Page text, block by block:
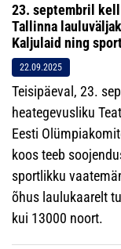
23. septembril
Tallinna
Kaljulaid ning
22.09.2025
Teisipäeval, 23.
heategevusliku
Eesti
koos teeb
sportlikku
õhus laulukaarelt
kui 13000 noort.